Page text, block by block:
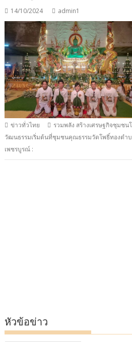
14/10/2024 admin1
ข่าวทั่วไทย
รวมพลัง สร้างเศรษฐกิจชุมชน
วัฒนธรรมเริ่มต้นที่ชุมชนคุณธรรมวัดโพธิ์ทองตำบ
เพชรบูรณ์ :
หัวข้อข่าว